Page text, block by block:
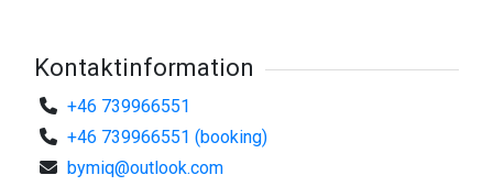
Kontaktinformation
+46 739966551
+46 739966551 (booking)
bymiq@outlook.com